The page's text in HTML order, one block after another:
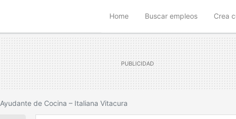
Home(current)Buscar empleos Crea
Ayudante de Cocina – Italiana Vitacura